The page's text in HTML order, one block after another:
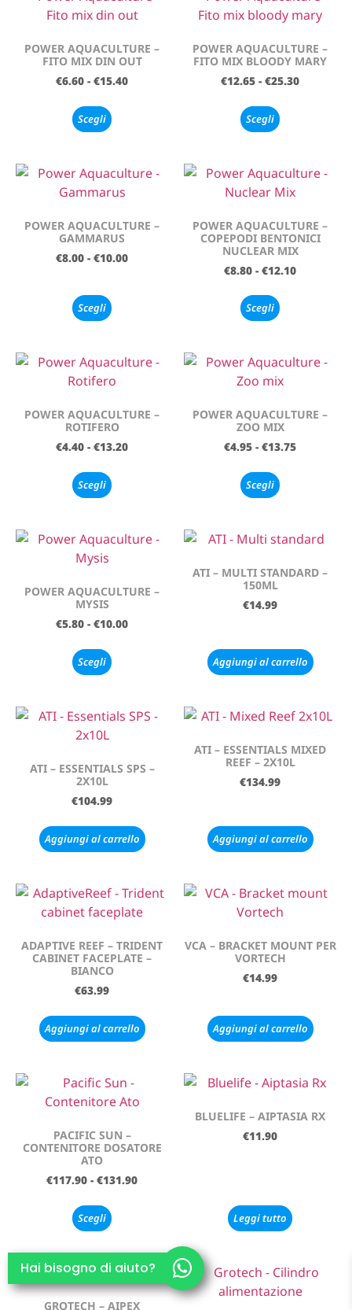
POWER AQUACULTURE –
FITO MIX DIN OUT
€6.60 - €15.40
Scegli
POWER AQUACULTURE –
FITO MIX BLOODY MARY
€12.65 - €25.30
Scegli
POWER AQUACULTURE –
GAMMARUS
€8.00 - €10.00
Scegli
POWER AQUACULTURE –
COPEPODI BENTONICI
NUCLEAR MIX
€8.80 - €12.10
Scegli
POWER AQUACULTURE –
ROTIFERO
€4.40 - €13.20
Scegli
POWER AQUACULTURE –
ZOO MIX
€4.95 - €13.75
Scegli
POWER AQUACULTURE –
MYSIS
€5.80 - €10.00
Scegli
ATI – MULTI STANDARD –
150ML
€14.99
Aggiungi al carrello
ATI – ESSENTIALS SPS –
2X10L
€104.99
Aggiungi al carrello
ATI – ESSENTIALS MIXED
REEF – 2X10L
€134.99
Aggiungi al carrello
ADAPTIVE REEF – TRIDENT
CABINET FACEPLATE –
BIANCO
€63.99
Aggiungi al carrello
VCA – BRACKET MOUNT PER
VORTECH
€14.99
Aggiungi al carrello
PACIFIC SUN –
CONTENITORE DOSATORE
ATO
€117.90 - €131.90
Scegli
BLUELIFE – AIPTASIA RX
€11.90
Leggi tutto
GROTECH – AIPEX
Hai bisogno di aiuto?